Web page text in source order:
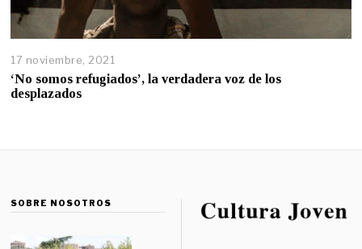
17 noviembre, 2021
‘No somos refugiados’, la verdadera voz de los
desplazados
SOBRE NOSOTROS